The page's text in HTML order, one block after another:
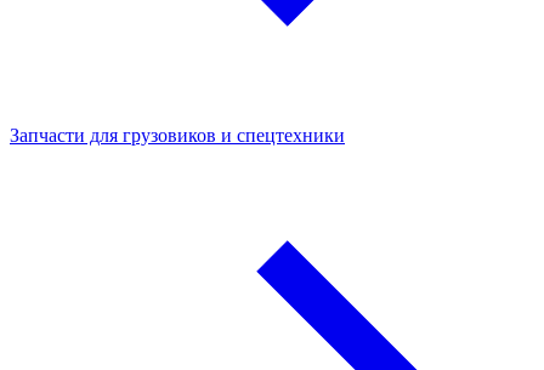
Запчасти для грузовиков и спецтехники